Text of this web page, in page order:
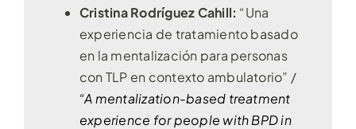
Cristina Rodríguez Cahill: “Una
experiencia de tratamiento basado
en la mentalización para personas
con TLP en contexto ambulatorio” /
“A mentalization-based treatment
experience for people with BPD in